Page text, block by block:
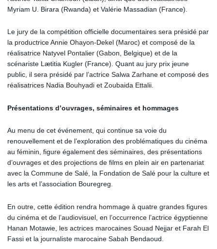
Myriam U. Birara (Rwanda) et Valérie Massadian (France).
Le jury de la compétition officielle documentaires sera présidé par
la productrice Annie Ohayon-Dekel (Maroc) et composé de la
réalisatrice Natyvel Pontalier (Gabon, Belgique) et de la
scénariste Lætitia Kugler (France). Quant au jury prix jeune
public, il sera présidé par l’actrice Salwa Zarhane et composé des
réalisatrices Nadia Bouhyadi et Zoubaida Ettalii.
Présentations d’ouvrages, séminaires et hommages
Au menu de cet événement, qui continue sa voie du
renouvellement et de l’exploration des problématiques du cinéma
au féminin, figure également des séminaires, des présentations
d’ouvrages et des projections de films en plein air en partenariat
avec la Commune de Salé, la Fondation de Salé pour la culture et
les arts et l’association Bouregreg.
En outre, cette édition rendra hommage à quatre grandes figures
du cinéma et de l’audiovisuel, en l’occurrence l’actrice égyptienne
Hanan Motawie, les actrices marocaines Souad Nejjar et Farah El
Fassi et la journaliste marocaine Sabah Bendaoud.